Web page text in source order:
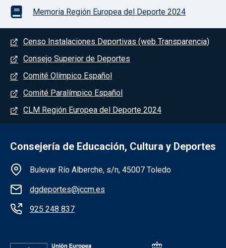
Memoria Región Europea del Deporte 2024
Menú del pie
Censo Instalaciones Deportivas (web Transparencia)
Consejo Superior de Deportes
Comité Olímpico Español
Comité Paralímpico Español
CLM Región Europea del Deporte 2024
Consejería de Educación, Cultura y Deportes
Información de la institución
Bulevar Río Alberche, s/n, 45007 Toledo
dgdeportes@jccm.es
925 248 837